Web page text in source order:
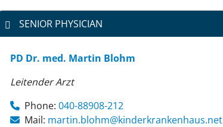
SENIOR PHYSICIAN
PD Dr. med. Martin Blohm
Leitender Arzt
Phone: 040-88908-212
Mail: ten.suahneknarkrednik@mholb.nitram